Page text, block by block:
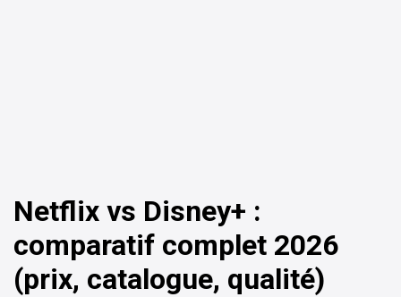
Netflix vs Disney+ :
comparatif complet 2026
(prix, catalogue, qualité)